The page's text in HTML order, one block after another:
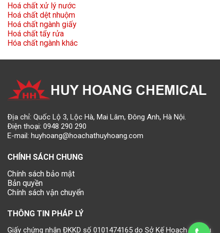
Hoá chất xử lý nước
Hoá chất dệt nhuộm
Hoá chất ngành giấy
Hoá chất tẩy rửa
Hóa chất ngành khác
Địa chỉ: Quốc Lộ 3, Lộc Hà, Mai Lâm, Đông Anh, Hà Nội.
Điện thoại: 0948 290 290
E-mail: huyhoang@hoachathuyhoang.com
CHÍNH SÁCH CHUNG
Chính sách bảo mật
Bản quyền
Chính sách vận chuyển
THÔNG TIN PHÁP LÝ
Giấy chứng nhận ĐKKD số 0101474165 do Sở Kế Hoạch và Đầu